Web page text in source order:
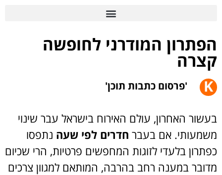
הפתרון המודרני לחופשה
קצרה
'פרסום כתבות תוכן'
בעשור האחרון, עולם האירוח בישראל עבר שינוי
משמעותי. אם בעבר חדרים לפי שעה נתפסו
כפתרון בלעדי לזוגות המחפשים פרטיות, הרי שכיום
מדובר במענה רחב בהרבה, המותאם למגוון צרכים